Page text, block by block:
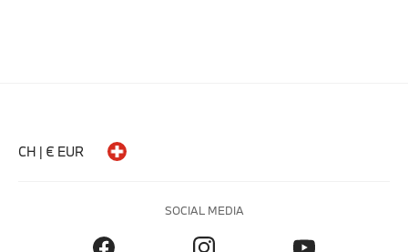
CH | € EUR
SOCIAL MEDIA